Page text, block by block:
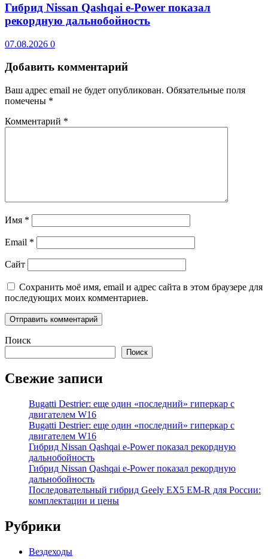
Гибрид Nissan Qashqai e-Power показал
рекордную дальнобойность
07.08.2026 0
Добавить комментарий
Ваш адрес email не будет опубликован. Обязательные поля
помечены *
Комментарий *
Имя *
Email *
Сайт
Сохранить моё имя, email и адрес сайта в этом браузере для
последующих моих комментариев.
Поиск
Поиск
Свежие записи
Bugatti Destrier: еще один «последний» гиперкар с
двигателем W16
Bugatti Destrier: еще один «последний» гиперкар с
двигателем W16
Гибрид Nissan Qashqai e-Power показал рекордную
дальнобойность
Гибрид Nissan Qashqai e-Power показал рекордную
дальнобойность
Последовательный гибрид Geely EX5 EM-R для России:
комплектации и цены
Рубрики
Вездеходы